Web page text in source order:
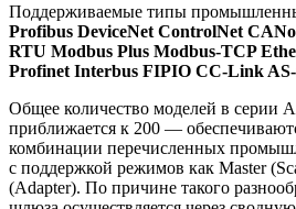
Поддерживаемые типы
Profibus DeviceNet ControlNet
RTU Modbus Plus Modbus-TCP
Profinet Interbus FIPIO CC-Link
Общее количество моделей в серии
приближается к 200 —
комбинации перечисленных
с поддержкой режимов как Master
(Adapter). По причине такого